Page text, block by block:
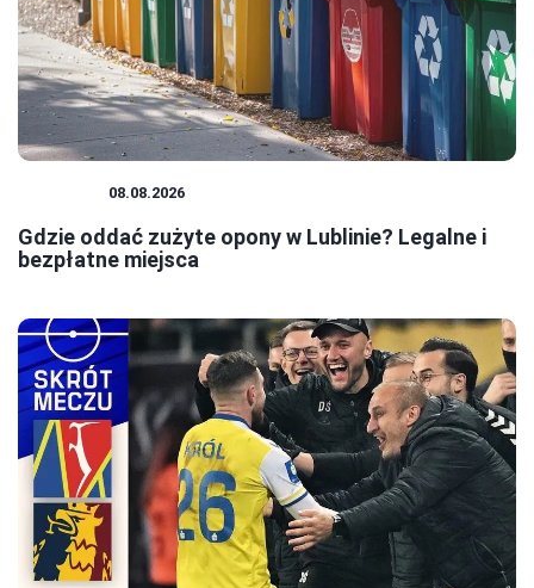
08.08.2026
Gdzie oddać zużyte opony w Lublinie? Legalne i
bezpłatne miejsca